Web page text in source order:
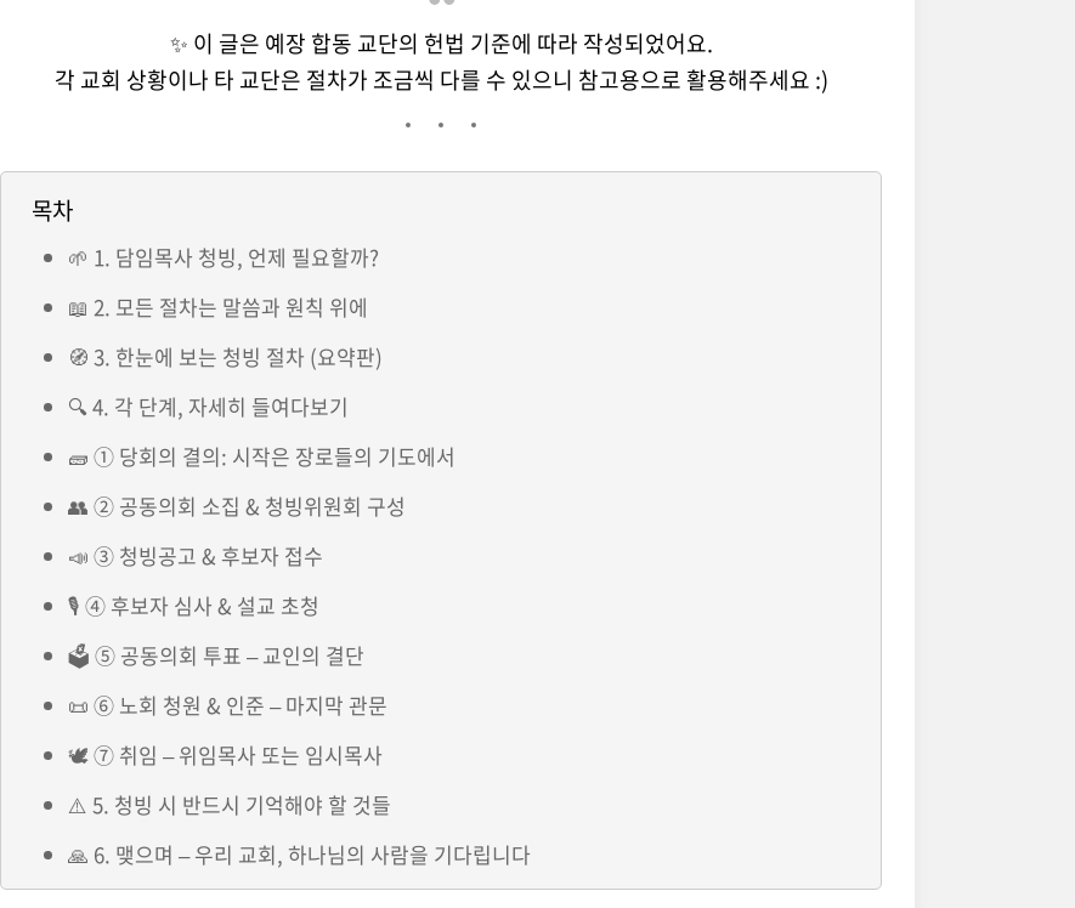
✨ 이 글은 예장 합동 교단의 헌법 기준에 따라 작성되었어요.
각 교회 상황이나 타 교단은 절차가 조금씩 다를 수 있으니 참고용으로 활용해주세요 :)
목차
🌱 1. 담임목사 청빙, 언제 필요할까?
📖 2. 모든 절차는 말씀과 원칙 위에
🧭 3. 한눈에 보는 청빙 절차 (요약판)
🔍 4. 각 단계, 자세히 들여다보기
🧱 ① 당회의 결의: 시작은 장로들의 기도에서
👥 ② 공동의회 소집 & 청빙위원회 구성
📣 ③ 청빙공고 & 후보자 접수
🎙️ ④ 후보자 심사 & 설교 초청
🗳️ ⑤ 공동의회 투표 – 교인의 결단
📜 ⑥ 노회 청원 & 인준 – 마지막 관문
🕊️ ⑦ 취임 – 위임목사 또는 임시목사
⚠️ 5. 청빙 시 반드시 기억해야 할 것들
🙏 6. 맺으며 – 우리 교회, 하나님의 사람을 기다립니다